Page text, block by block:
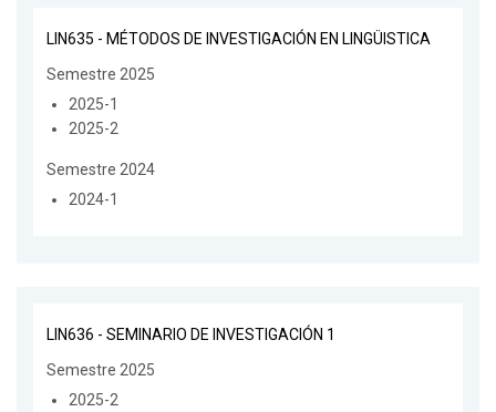
LIN635 - MÉTODOS DE INVESTIGACIÓN EN LINGÜISTICA
Semestre 2025
2025-1
2025-2
Semestre 2024
2024-1
LIN636 - SEMINARIO DE INVESTIGACIÓN 1
Semestre 2025
2025-2